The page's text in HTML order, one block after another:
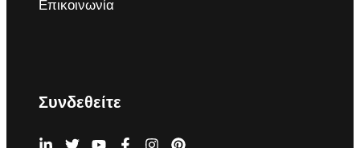
Επικοινωνία
Συνδεθείτε